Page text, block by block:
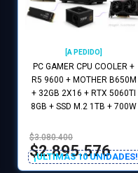
[A PEDIDO]
PC GAMER CPU COOLER +
R5 9600 + MOTHER B650M
+ 32GB 2X16 + RTX 5060TI
8GB + SSD M.2 1TB + 700W
$3.080.400
$2.895.576
¡ULTIMAS 10 UNIDADES!